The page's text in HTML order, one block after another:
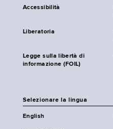
Accessibilità
Liberatoria
Legge sulla libertà di
informazione (FOIL)
Selezionare la lingua
English